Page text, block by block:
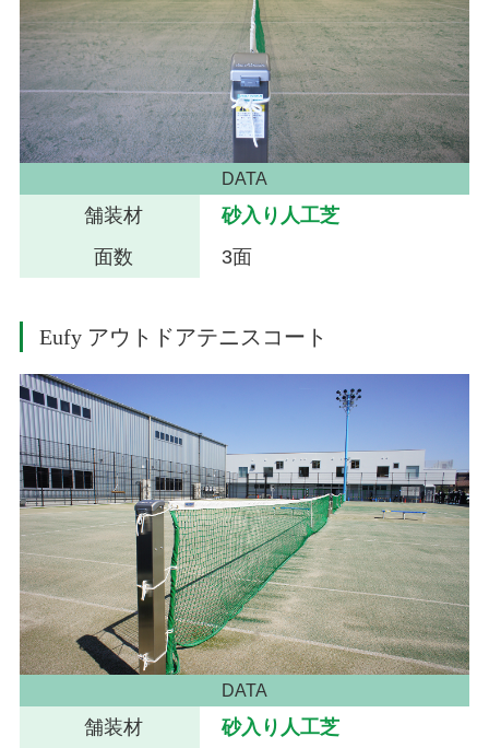
DATA
舗装材
砂入り人工芝
面数
3面
Eufy アウトドアテニスコート
DATA
舗装材 砂入り人工芝